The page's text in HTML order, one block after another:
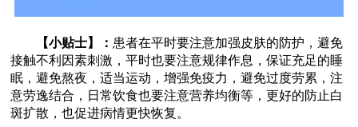
【小贴士】： 患者在平时要注意加强皮肤的防护，避免
接触不利因素刺激，平时也要注意规律作息，保证充足的睡
眠，避免熬夜，适当运动，增强免疫力，避免过度劳累，注
意劳逸结合，日常饮食也要注意营养均衡等，更好的防止白
斑扩散，也促进病情更快恢复。